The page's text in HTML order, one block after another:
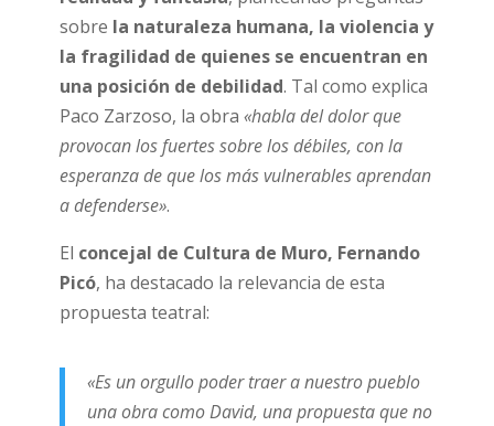
sobre la naturaleza humana, la violencia y
la fragilidad de quienes se encuentran en
una posición de debilidad. Tal como explica
Paco Zarzoso, la obra «habla del dolor que
provocan los fuertes sobre los débiles, con la
esperanza de que los más vulnerables aprendan
a defenderse».
El concejal de Cultura de Muro, Fernando
Picó, ha destacado la relevancia de esta
propuesta teatral:
«Es un orgullo poder traer a nuestro pueblo
una obra como David, una propuesta que no